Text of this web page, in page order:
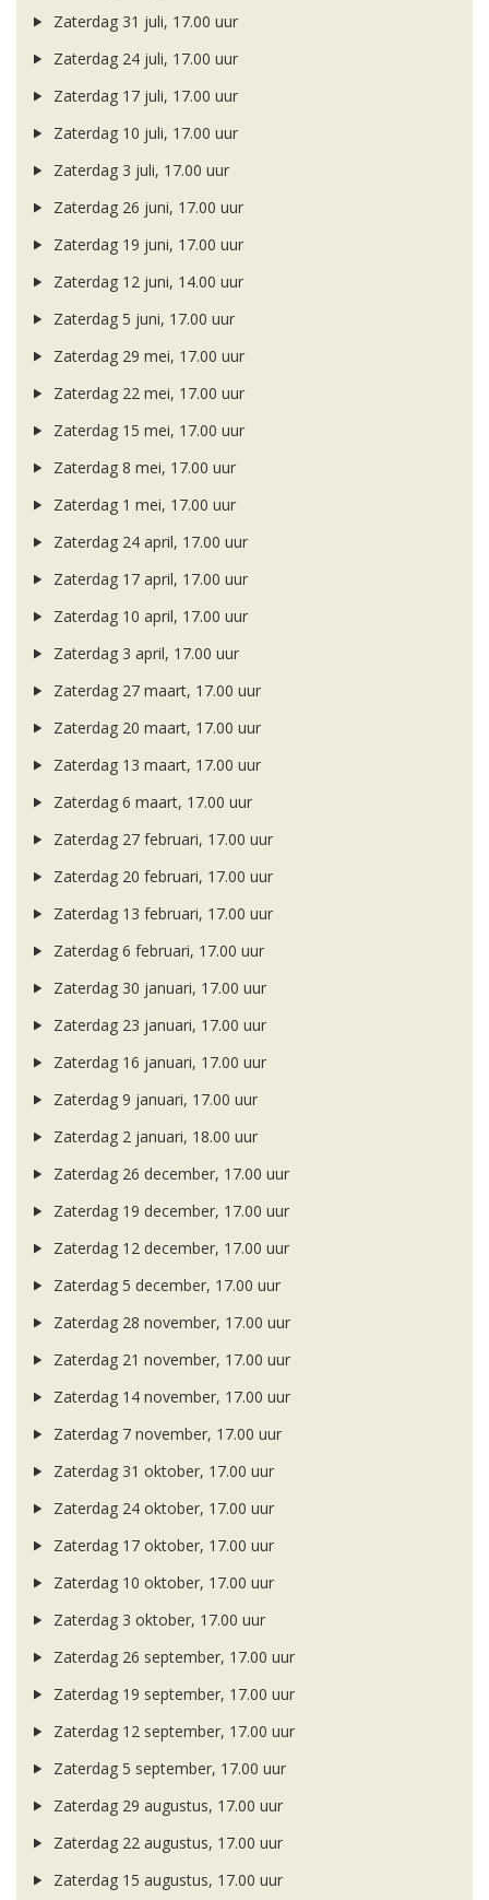
Zaterdag 31 juli, 17.00 uur
Zaterdag 24 juli, 17.00 uur
Zaterdag 17 juli, 17.00 uur
Zaterdag 10 juli, 17.00 uur
Zaterdag 3 juli, 17.00 uur
Zaterdag 26 juni, 17.00 uur
Zaterdag 19 juni, 17.00 uur
Zaterdag 12 juni, 14.00 uur
Zaterdag 5 juni, 17.00 uur
Zaterdag 29 mei, 17.00 uur
Zaterdag 22 mei, 17.00 uur
Zaterdag 15 mei, 17.00 uur
Zaterdag 8 mei, 17.00 uur
Zaterdag 1 mei, 17.00 uur
Zaterdag 24 april, 17.00 uur
Zaterdag 17 april, 17.00 uur
Zaterdag 10 april, 17.00 uur
Zaterdag 3 april, 17.00 uur
Zaterdag 27 maart, 17.00 uur
Zaterdag 20 maart, 17.00 uur
Zaterdag 13 maart, 17.00 uur
Zaterdag 6 maart, 17.00 uur
Zaterdag 27 februari, 17.00 uur
Zaterdag 20 februari, 17.00 uur
Zaterdag 13 februari, 17.00 uur
Zaterdag 6 februari, 17.00 uur
Zaterdag 30 januari, 17.00 uur
Zaterdag 23 januari, 17.00 uur
Zaterdag 16 januari, 17.00 uur
Zaterdag 9 januari, 17.00 uur
Zaterdag 2 januari, 18.00 uur
Zaterdag 26 december, 17.00 uur
Zaterdag 19 december, 17.00 uur
Zaterdag 12 december, 17.00 uur
Zaterdag 5 december, 17.00 uur
Zaterdag 28 november, 17.00 uur
Zaterdag 21 november, 17.00 uur
Zaterdag 14 november, 17.00 uur
Zaterdag 7 november, 17.00 uur
Zaterdag 31 oktober, 17.00 uur
Zaterdag 24 oktober, 17.00 uur
Zaterdag 17 oktober, 17.00 uur
Zaterdag 10 oktober, 17.00 uur
Zaterdag 3 oktober, 17.00 uur
Zaterdag 26 september, 17.00 uur
Zaterdag 19 september, 17.00 uur
Zaterdag 12 september, 17.00 uur
Zaterdag 5 september, 17.00 uur
Zaterdag 29 augustus, 17.00 uur
Zaterdag 22 augustus, 17.00 uur
Zaterdag 15 augustus, 17.00 uur